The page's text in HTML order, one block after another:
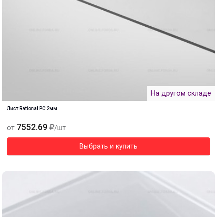
На другом складе
Лист Rational PC 2мм
от 7552.69 /шт
Выбрать и купить